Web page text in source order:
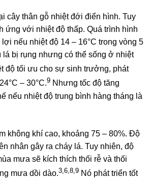
cây thân gỗ nhiệt đới điển hình. Tuy
ứng với nhiệt độ thấp. Quá trình hình
nếu nhiệt độ 14 – 16°C trong vòng 5
lá bị rụng nhưng có thể sống ở nhiệt
độ tối ưu cho sự sinh trưởng, phát
– 30°C.9 Nhưng tốc độ tăng
nếu nhiệt độ trung bình hàng tháng là
không khí cao, khoảng 75 – 80%. Độ
nhân gây ra cháy lá. Tuy nhiên, độ
mưa sẽ kích thích thối rễ và thối
mưa dồi dào.3,6,8,9 Nó phát triển tốt